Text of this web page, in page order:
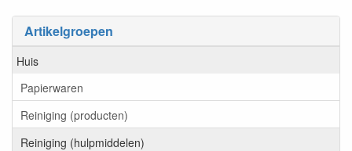
Artikelgroepen
Huis
Papierwaren
Reiniging (producten)
Reiniging (hulpmiddelen)